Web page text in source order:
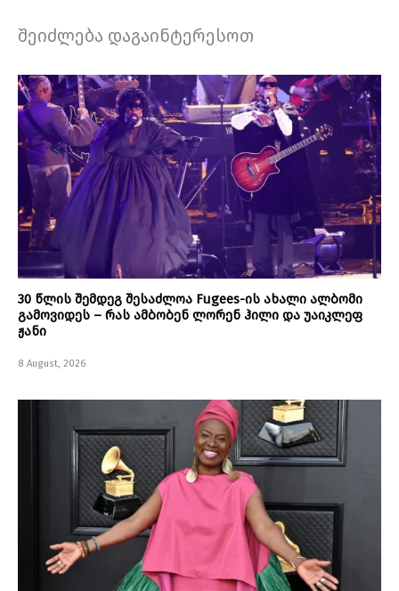
შეიძლება დაგაინტერესოთ
30 წლის შემდეგ შესაძლოა Fugees-ის ახალი ალბომი
გამოვიდეს – რას ამბობენ ლორენ ჰილი და უაიკლეფ
ჟანი
8 August, 2026